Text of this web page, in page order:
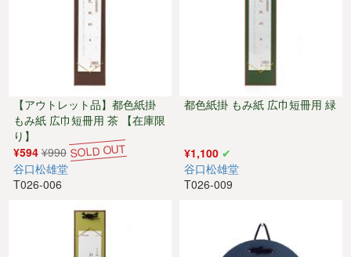
【アウトレット品】都色紙掛
もみ紙 広巾短冊用 茶 【在庫限
り】
¥594 ¥990
谷口松雄堂
T026-006
都色紙掛 もみ紙 広巾短冊用 緑
¥1,100
谷口松雄堂
T026-009